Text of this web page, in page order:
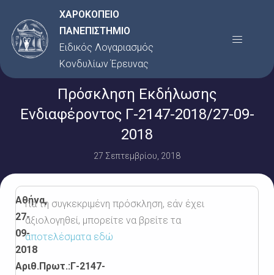
στο
περιεχόμενο
ΧΑΡΟΚΟΠΕΙΟ
ΠΑΝΕΠΙΣΤΗΜΙΟ
Ειδικός Λογαριασμός
Κονδυλίων Έρευνας
Menu
Πρόσκληση Εκδήλωσης
Ενδιαφέροντος Γ-2147-2018/27-09-
2018
27 Σεπτεμβρίου, 2018
Αθήνα,
27-
09-
2018
Αριθ.Πρωτ.:Γ-2147-
Για τη συγκεκριμένη πρόσκληση, εάν έχει
αξιολογηθεί, μπορείτε να βρείτε τα
αποτελέσματα εδώ